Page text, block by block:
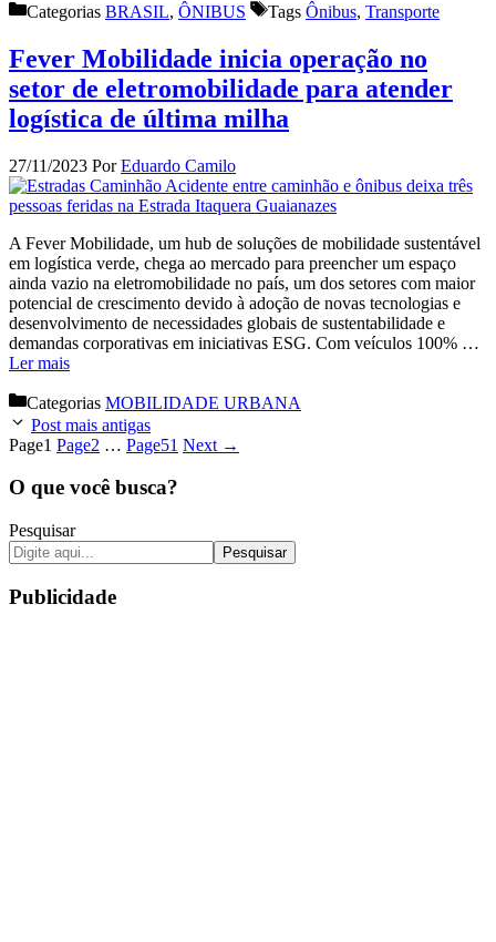
Categorias BRASIL, ÔNIBUS Tags Ônibus, Transporte
Fever Mobilidade inicia operação no
setor de eletromobilidade para atender
logística de última milha
27/11/2023 PorEduardo Camilo
A Fever Mobilidade, um hub de soluções de mobilidade sustentável
em logística verde, chega ao mercado para preencher um espaço
ainda vazio na eletromobilidade no país, um dos setores com maior
potencial de crescimento devido à adoção de novas tecnologias e
desenvolvimento de necessidades globais de sustentabilidade e
demandas corporativas em iniciativas ESG. Com veículos 100% …
Ler mais
Categorias MOBILIDADE URBANA
Post mais antigas
Page1 Page2 … Page51 Next →
O que você busca?
Pesquisar
Pesquisar
Publicidade